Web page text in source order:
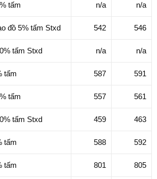
tấm n/a n/a
đồ 5% tấm Stxd 542 546
tấm Stxd n/a n/a
tấm 587 591
tấm 557 561
tấm Stxd 459 463
tấm 588 592
tấm 801 805